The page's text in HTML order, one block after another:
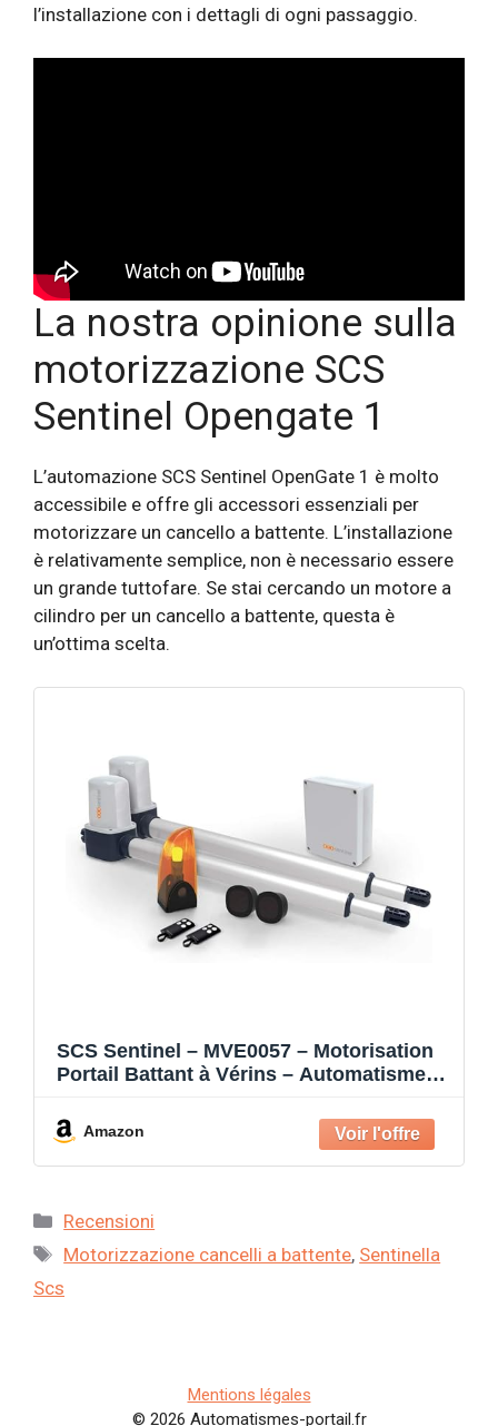
l’installazione con i dettagli di ogni passaggio.
La nostra opinione sulla
motorizzazione SCS
Sentinel Opengate 1
L’automazione SCS Sentinel OpenGate 1 è molto
accessibile e offre gli accessori essenziali per
motorizzare un cancello a battente. L’installazione
è relativamente semplice, non è necessario essere
un grande tuttofare. Se stai cercando un motore a
cilindro per un cancello a battente, questa è
un’ottima scelta.
SCS Sentinel – MVE0057 – Motorisation
Portail Battant à Vérins – Automatisme
– Fermeture Automatique – Longueur 4
m Poids 400 kg max. – OpenGate 1
Amazon
Categorie
Recensioni
Tag
Motorizzazione cancelli a battente, Sentinella
Scs
Mentions légales
© 2026 Automatismes-portail.fr